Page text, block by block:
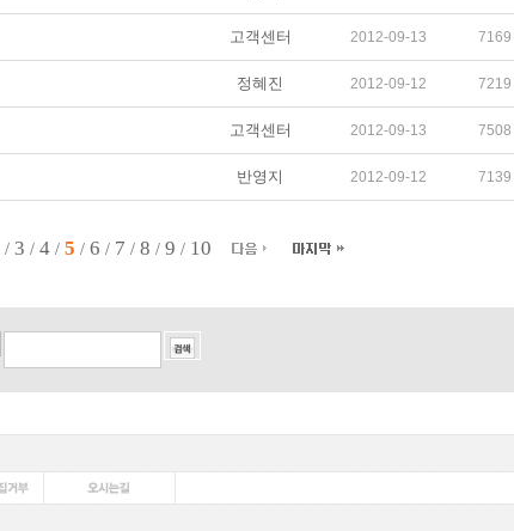
고객센터 2012-09-13 7169
정혜진 2012-09-12 7219
고객센터 2012-09-13 7508
반영지 2012-09-12 7139
/ 3 / 4 / 5 / 6 / 7 / 8 / 9 / 10